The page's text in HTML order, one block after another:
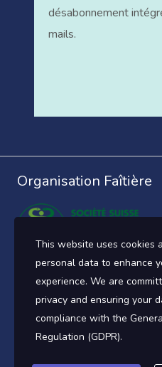
désabonnement
mails.
Organisation Faîtière
Suivez-nous !
This website uses cookies
personal data to enhance
experience. We are
privacy and ensuring your
compliance with the
Regulation (GDPR).